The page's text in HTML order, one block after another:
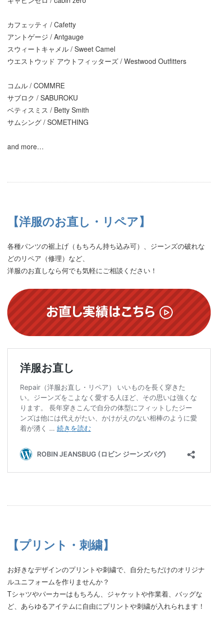
カフェッティ / Cafetty
アントゲージ / Antgauge
スウィートキャメル / Sweet Camel
ウエストウッド アウトフィッターズ / Westwood Outfitters
コムル / COMMRE
サブロク / SABUROKU
ベティスミス / Betty Smith
サムシング / SOMETHING
and more…
【洋服のお直し・リペア】
各種パンツの裾上げ（もちろん持ち込み可）、ジーンズの破れな
どのリペア（修理）など、
洋服のお直しなら何でも気軽にご相談ください！
【プリント・刺繍】
お好きなデザインのプリントや刺繍で、自分たちだけのオリジナ
ルユニフォームを作りませんか？
Tシャツやパーカーはもちろん、ジャケットや作業着、バッグな
ど、あらゆるアイテムに自由にプリントや刺繍が入れられます！